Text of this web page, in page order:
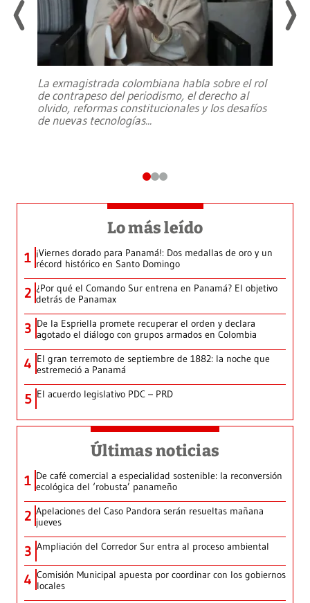
La exmagistrada colombiana habla sobre el rol
de contrapeso del periodismo, el derecho al
olvido, reformas constitucionales y los desafíos
de nuevas tecnologías...
Lo más leído
1 ¡Viernes dorado para Panamá!: Dos medallas de oro y un
récord histórico en Santo Domingo
2 ¿Por qué el Comando Sur entrena en Panamá? El objetivo
detrás de Panamax
3 De la Espriella promete recuperar el orden y declara
agotado el diálogo con grupos armados en Colombia
4 El gran terremoto de septiembre de 1882: la noche que
estremeció a Panamá
5 El acuerdo legislativo PDC – PRD
Últimas noticias
1 De café comercial a especialidad sostenible: la reconversión
ecológica del ‘robusta’ panameño
2 Apelaciones del Caso Pandora serán resueltas mañana
jueves
3 Ampliación del Corredor Sur entra al proceso ambiental
4 Comisión Municipal apuesta por coordinar con los gobiernos
locales